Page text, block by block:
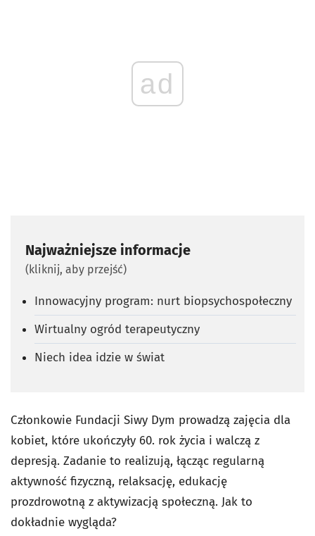
ad
Najważniejsze informacje
(kliknij, aby przejść)
Innowacyjny program: nurt biopsychospołeczny
Wirtualny ogród terapeutyczny
Niech idea idzie w świat
Członkowie Fundacji Siwy Dym prowadzą zajęcia dla
kobiet, które ukończyły 60. rok życia i walczą z
depresją. Zadanie to realizują, łącząc regularną
aktywność fizyczną, relaksację, edukację
prozdrowotną z aktywizacją społeczną. Jak to
dokładnie wygląda?